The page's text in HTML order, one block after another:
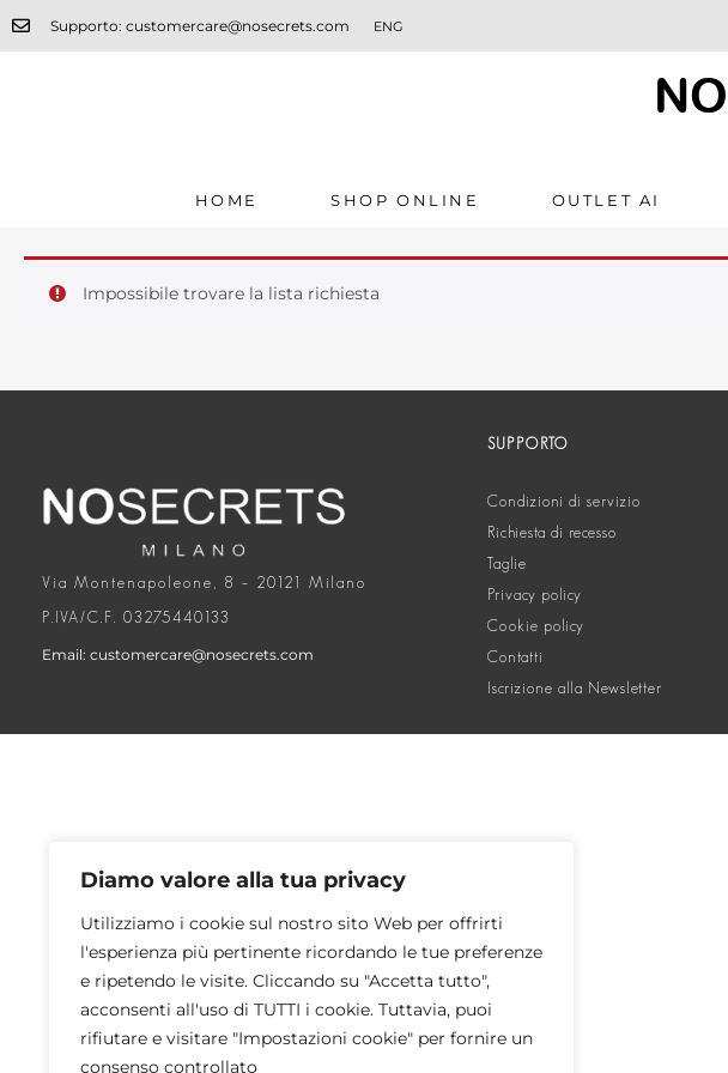
Diamo valore alla tua privacy
Utilizziamo i cookie sul nostro sito Web per offrirti
l'esperienza più pertinente ricordando le tue preferenze
e ripetendo le visite. Cliccando su "Accetta tutto",
acconsenti all'uso di TUTTI i cookie. Tuttavia, puoi
rifiutare e visitare "Impostazioni cookie" per fornire un
consenso controllato
Supporto: customercare@nosecrets.com ENG
NO
HOME SHOP ONLINE OUTLET AI
Impossibile trovare la lista richiesta
Via Montenapoleone, 8 – 20121 Milano
P.IVA/C.F. 03275440133
Email: customercare@nosecrets.com
SUPPORTO
Condizioni di servizio
Richiesta di recesso
Taglie
Privacy policy
Cookie policy
Contatti
Iscrizione alla Newsletter